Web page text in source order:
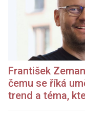
František
čemu se říká
trend a téma,